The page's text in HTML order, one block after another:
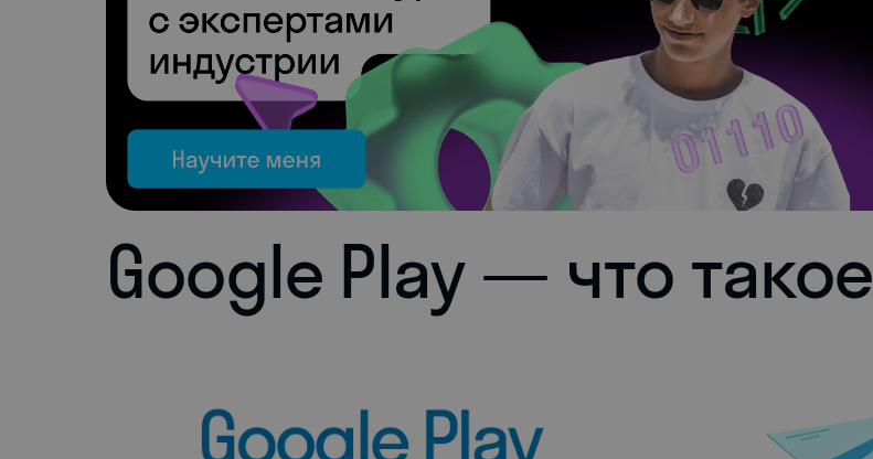
Google Play — что такое